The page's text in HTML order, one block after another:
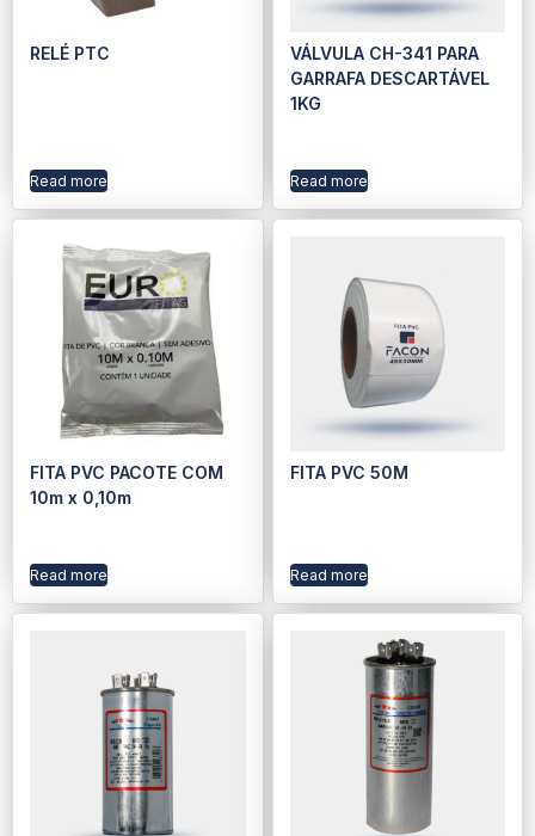
RELÉ PTC
Read more
VÁLVULA CH-341 PARA
GARRAFA DESCARTÁVEL
1KG
Read more
FITA PVC PACOTE COM
10m x 0,10m
Read more
FITA PVC 50M
Read more